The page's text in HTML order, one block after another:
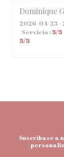
Dominique G
2026-04-23-
Servicio:5/5
5/5
Suscríbase a